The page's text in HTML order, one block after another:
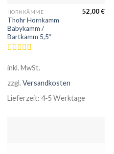
HORNKÄMME
Thohr Hornkamm
Babykamm /
Bartkamm 5,5“
mit
von
52,00€
inkl. MwSt.
zzgl.Versandkosten
Lieferzeit: 4-5 Werktage